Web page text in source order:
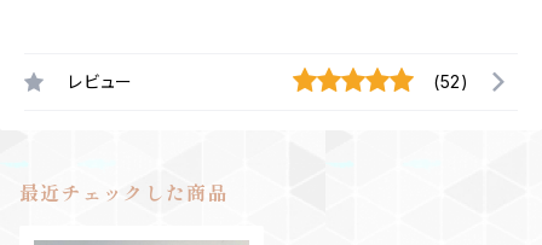
レビュー (52)
最近チェックした商品